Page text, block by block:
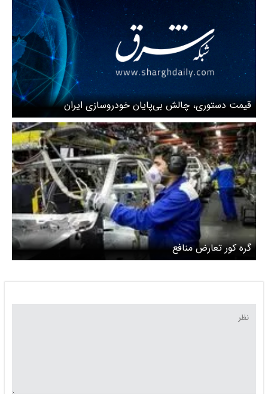
قیمت دستوری، چالش بی‌پایان خودروسازی ایران
گره کور تعارض منافع